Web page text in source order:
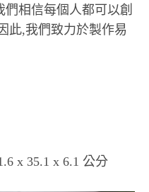
相信每個人都可以創
此,我們致力於製作易
x 35.1 x 6.1 公分